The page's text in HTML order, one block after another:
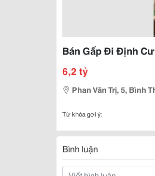
Bán Gấp Đi Định
6,2 tỷ
Phan Văn Trị, 5, Bình
Từ khóa gợi ý:
Bình luận